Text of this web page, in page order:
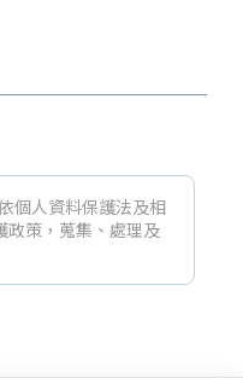
個人資料保護法及相
政策，蒐集、處理及